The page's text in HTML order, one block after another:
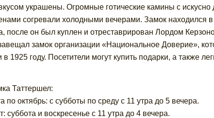
украшены. Огромные готические камины с
согревали холодными вечерами. Замок находился
после он был куплен и отреставрирован Лордом
замок организации «Национальное Доверие»,
в 1925 году. Посетители могут купить подарки, а также
Таттершел:
по октябрь: с субботы по среду с 11 утра до 5 вечера.
суббота и воскресенье с 11 утра до 4 вечера.